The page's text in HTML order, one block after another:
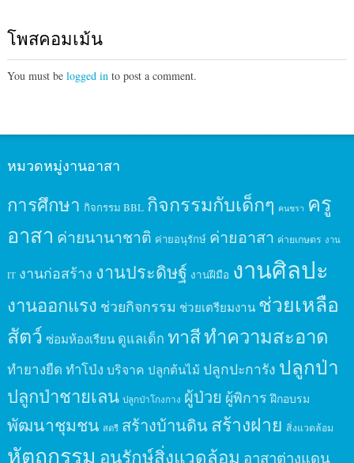
โพสคอมเม้น
You must be logged into post a comment.
หมวดหมู่งานอาสา
การศึกษา กิจกรรม BBL กิจกรรมกับเด็กๆ คนชรา ครู
อาสา ค่ายนานาชาติ ค่ายอนุรักษ์ ค่ายอาสา ค่ายเกษตร งาน
IT งานก่อสร้าง งานประดิษฐ์ งานฝีมือ งานศิลปะ
งานออกแรง ช่วยกิจกรรม ช่วยเตรียมงาน ช่วยเหลือ
สัตว์ ซ่อมห้องเรียน ดูแลเด็ก ทาสีทำความสะอาด
ทำยางยืด ทำโป่ง บริจาค ปลูกต้นไม้ ปลูกปะการัง ปลูกป่า
ปลูกป่าชายเลน ปลูกป่าโกงกาง ผู้ป่วย ผู้พิการ ฝึกอบรม
พัฒนาชุมชน สตรี สร้างบ้านดินสร้างฝาย สิ่งแวดล้อม
หัตถกรรม อนุรักษ์สิ่งแวดล้อม อาสาต่างแดน